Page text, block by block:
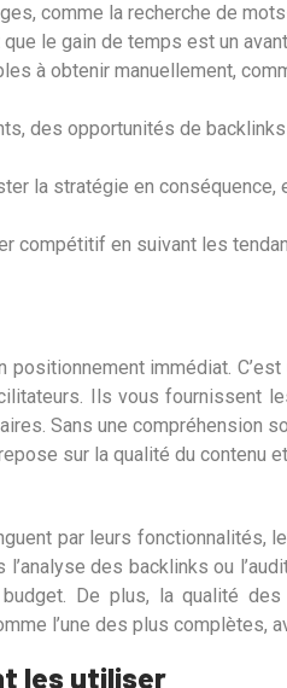
comme la recherche de
le gain de temps est un
à obtenir manuellement,
des opportunités de
la stratégie en
compétitif en suivant les
positionnement immédiat.
Ils vous fournissent
Sans une compréhension
sur la qualité du contenu
par leurs fonctionnalités,
des backlinks ou
De plus, la qualité
l’une des plus complètes,
les utiliser